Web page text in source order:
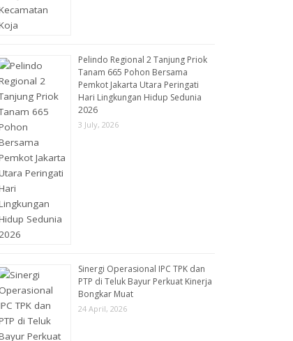
Pelindo Regional 2 Tanjung Priok
Tanam 665 Pohon Bersama
Pemkot Jakarta Utara Peringati
Hari Lingkungan Hidup Sedunia
2026
3 July, 2026
Sinergi Operasional IPC TPK dan
PTP di Teluk Bayur Perkuat Kinerja
Bongkar Muat
24 April, 2026